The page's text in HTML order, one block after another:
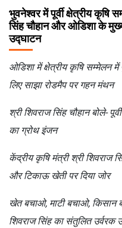
भुवनेश्वर में पूर्वी क्षेत्रीय कृषि
सिंह चौहान और ओडिशा के
उद्घाटन
ओडिशा में क्षेत्रीय कृषि सम्मेलन में
लिए साझा रोडमैप पर गहन मंथन
श्री शिवराज सिंह चौहान बोले-
का ग्रोथ इंजन
केंद्रीय कृषि मंत्री श्री शिवराज
और टिकाऊ खेती पर दिया जोर
खेत बचाओ, माटी बचाओ,
शिवराज सिंह का संतुलित उर्वरक